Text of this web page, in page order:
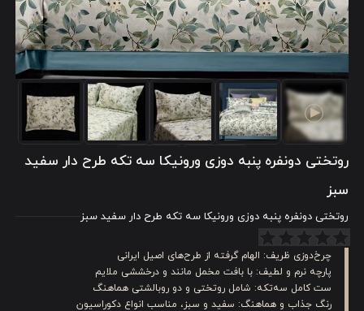
روتختی دونفره پنبه دوزی ورونیکا سه تکه طرح دار سفید
سبز
روتختی دونفره پنبه دوزی ورونیکا سه تکه طرح دار سفید سبز
چرخ‌دوزی ظریف: الهام گرفته از طرح‌های اصیل ایرانی
پارچه نرم و لطیف: با بافت مخمل مانند و درخششی ملایم
ست کامل سه‌تکه: شامل روتختی و دو روبالشتی هماهنگ
رنگ جذاب و هماهنگ: سفید و سبز، مناسب انواع دکوراسیون